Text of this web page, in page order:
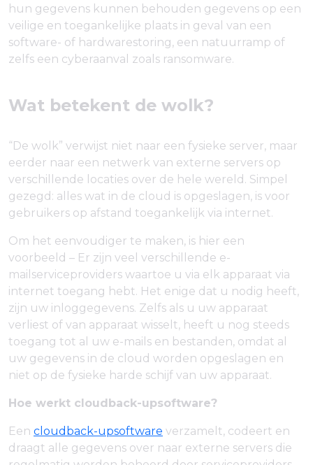
hun gegevens kunnen behouden gegevens op een
veilige en toegankelijke plaats in geval van een
software- of hardwarestoring, een natuurramp of
zelfs een cyberaanval zoals ransomware.
Wat betekent de wolk?
“De wolk” verwijst niet naar een fysieke server, maar
eerder naar een netwerk van externe servers op
verschillende locaties over de hele wereld. Simpel
gezegd: alles wat in de cloud is opgeslagen, is voor
gebruikers op afstand toegankelijk via internet.
Om het eenvoudiger te maken, is hier een
voorbeeld – Er zijn veel verschillende e-
mailserviceproviders waartoe u via elk apparaat via
internet toegang hebt. Het enige dat u nodig heeft,
zijn uw inloggegevens. Zelfs als u uw apparaat
verliest of van apparaat wisselt, heeft u nog steeds
toegang tot al uw e-mails en bestanden, omdat al
uw gegevens in de cloud worden opgeslagen en
niet op de fysieke harde schijf van uw apparaat.
Hoe werkt cloudback-upsoftware?
Een cloudback-upsoftware verzamelt, codeert en
draagt alle gegevens over naar externe servers die